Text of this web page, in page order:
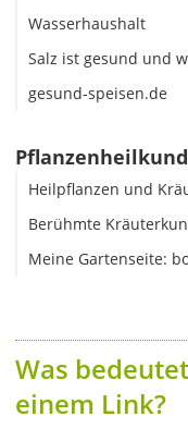
Wasserhaushalt
Salz ist gesund und
gesund-speisen.de
Heilpflanzen und
Berühmte
Meine Gartenseite:
Was
einem Link?